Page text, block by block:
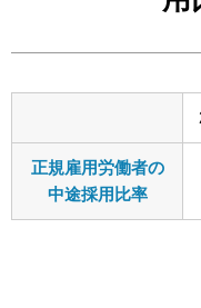
正規雇用労働者の
中途採用比率